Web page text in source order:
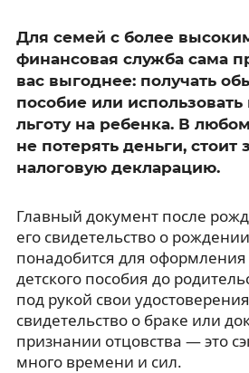
Для семей с более
финансовая служба сама
вас выгоднее: получать
пособие или
льготу на ребенка. В
не потерять деньги, стоит
налоговую декларацию.
Главный документ после
его свидетельство о
понадобится для оформления
детского пособия до
под рукой свои
свидетельство о браке или
признании отцовства — это
много времени и сил.